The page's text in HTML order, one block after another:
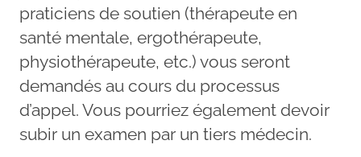
praticiens de soutien (thérapeute en
santé mentale, ergothérapeute,
physiothérapeute, etc.) vous seront
demandés au cours du processus
d’appel. Vous pourriez également devoir
subir un examen par un tiers médecin.